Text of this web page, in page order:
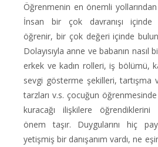
Öğrenmenin en önemli
İnsan bir çok davranışı içinde
öğrenir, bir çok değeri içinde
Dolayısıyla anne ve babanın nasıl
erkek ve kadın rolleri, iş bölümü,
sevgi gösterme şekilleri, tartışma
tarzları v.s. çocuğun
kuracağı ilişkilere öğrendiklerini
önem taşır. Duygularını hiç
yetişmiş bir danışanım vardı, ne